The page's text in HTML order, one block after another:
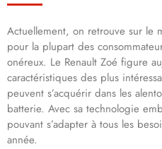
Actuellement, on retrouve sur le
pour la plupart des
onéreux. Le Renault Zoé figure
caractéristiques des plus
peuvent s’acquérir dans les
batterie. Avec sa technologie
pouvant s’adapter à tous les
année.